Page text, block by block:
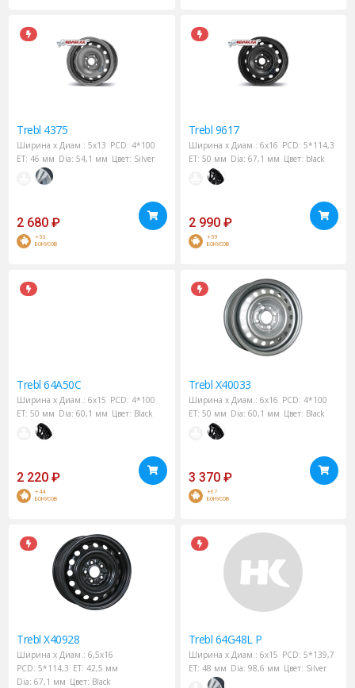
Trebl 4375
Ширина х Диам.: 5x13 PCD: 4*100
ET: 46 мм Dia: 54,1 мм Цвет: Silver
2 680 ₽
+53
БОНУСОВ
Trebl 9617
Ширина х Диам.: 6x16 PCD: 5*114,3
ET: 50 мм Dia: 67,1 мм Цвет: black
2 990 ₽
+59
БОНУСОВ
Trebl 64A50C
Ширина х Диам.: 6x15 PCD: 4*100
ET: 50 мм Dia: 60,1 мм Цвет: Black
2 220 ₽
+44
БОНУСОВ
Trebl X40033
Ширина х Диам.: 6x16 PCD: 4*100
ET: 50 мм Dia: 60,1 мм Цвет: Black
3 370 ₽
+67
БОНУСОВ
Trebl X40928
Ширина х Диам.: 6,5x16
PCD: 5*114,3 ET: 42,5 мм
Dia: 67,1 мм Цвет: Black
Trebl 64G48L P
Ширина х Диам.: 6x15 PCD: 5*139,7
ET: 48 мм Dia: 98,6 мм Цвет: Silver